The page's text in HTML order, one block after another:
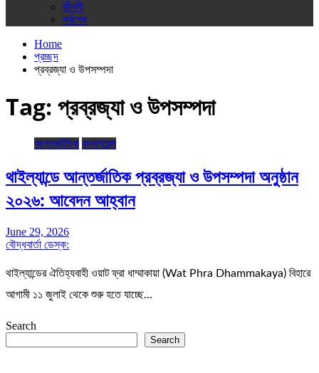
জীবনী
সর্বশেষ
Home
প্রচ্ছদ
প্রব্রজ্যা ও উপসম্পদা
Tag: প্রব্রজ্যা ও উপসম্পদা
আন্তর্জাতিক কনফারেন্স
থাইল্যান্ডে আন্তর্জাতিক প্রব্রজ্যা ও উপসম্পদা অনুষ্ঠান
২০২৬: আবেদন আহ্বান
June 29, 2026
বৌদ্ধবার্তা ডেস্ক:
থাইল্যান্ডের ঐতিহ্যবাহী ওয়াট ফ্রা ধাম্মাকায়া (Wat Phra Dhammakaya) বিহারে
আগামী ১১ জুলাই থেকে শুরু হতে যাচ্ছে…
Search
Search